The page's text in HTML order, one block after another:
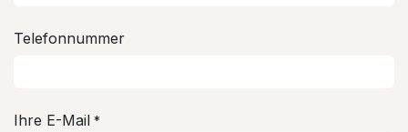
Telefonnummer
Ihre E-Mail *